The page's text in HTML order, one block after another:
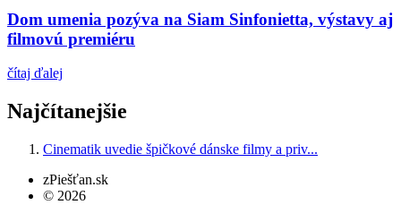
Dom umenia pozýva na Siam Sinfonietta, výstavy aj
filmovú premiéru
čítaj ďalej
Najčítanejšie
Cinematik uvedie špičkové dánske filmy a priv...
zPiešťan.sk
© 2026